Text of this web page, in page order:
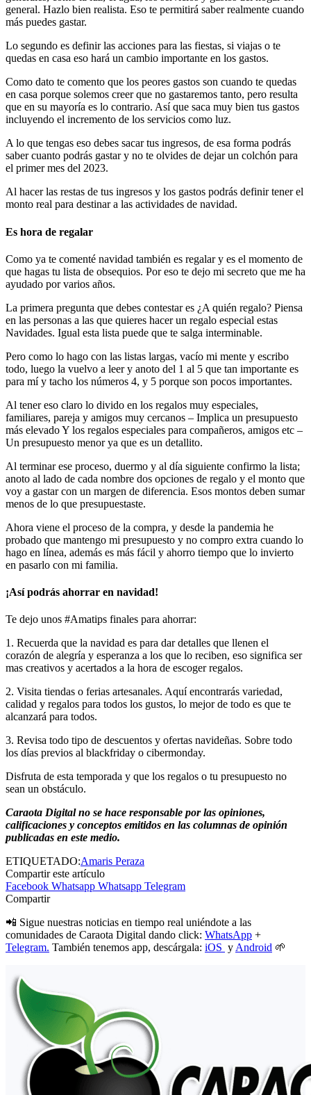
general. Hazlo bien realista. Eso te permitirá saber realmente cuando
más puedes gastar.
Lo segundo es definir las acciones para las fiestas, si viajas o te
quedas en casa eso hará un cambio importante en los gastos.
Como dato te comento que los peores gastos son cuando te quedas
en casa porque solemos creer que no gastaremos tanto, pero resulta
que en su mayoría es lo contrario. Así que saca muy bien tus gastos
incluyendo el incremento de los servicios como luz.
A lo que tengas eso debes sacar tus ingresos, de esa forma podrás
saber cuanto podrás gastar y no te olvides de dejar un colchón para
el primer mes del 2023.
Al hacer las restas de tus ingresos y los gastos podrás definir tener el
monto real para destinar a las actividades de navidad.
Es hora de regalar
Como ya te comenté navidad también es regalar y es el momento de
que hagas tu lista de obsequios. Por eso te dejo mi secreto que me ha
ayudado por varios años.
La primera pregunta que debes contestar es ¿A quién regalo? Piensa
en las personas a las que quieres hacer un regalo especial estas
Navidades. Igual esta lista puede que te salga interminable.
Pero como lo hago con las listas largas, vacío mi mente y escribo
todo, luego la vuelvo a leer y anoto del 1 al 5 que tan importante es
para mí y tacho los números 4, y 5 porque son pocos importantes.
Al tener eso claro lo divido en los regalos muy especiales,
familiares, pareja y amigos muy cercanos – Implica un presupuesto
más elevado Y los regalos especiales para compañeros, amigos etc –
Un presupuesto menor ya que es un detallito.
Al terminar ese proceso, duermo y al día siguiente confirmo la lista;
anoto al lado de cada nombre dos opciones de regalo y el monto que
voy a gastar con un margen de diferencia. Esos montos deben sumar
menos de lo que presupuestaste.
Ahora viene el proceso de la compra, y desde la pandemia he
probado que mantengo mi presupuesto y no compro extra cuando lo
hago en línea, además es más fácil y ahorro tiempo que lo invierto
en pasarlo con mi familia.
¡Así podrás ahorrar en navidad!
Te dejo unos #Amatips finales para ahorrar:
1. Recuerda que la navidad es para dar detalles que llenen el
corazón de alegría y esperanza a los que lo reciben, eso significa ser
mas creativos y acertados a la hora de escoger regalos.
2. Visita tiendas o ferias artesanales. Aquí encontrarás variedad,
calidad y regalos para todos los gustos, lo mejor de todo es que te
alcanzará para todos.
3. Revisa todo tipo de descuentos y ofertas navideñas. Sobre todo
los días previos al blackfriday o cibermonday.
Disfruta de esta temporada y que los regalos o tu presupuesto no
sean un obstáculo.
Caraota Digital no se hace responsable por las opiniones,
calificaciones y conceptos emitidos en las columnas de opinión
publicadas en este medio.
ETIQUETADO:Amaris Peraza
Compartir este artículo
Facebook Whatsapp Whatsapp Telegram
Compartir
📲 Sigue nuestras noticias en tiempo real uniéndote a las
comunidades de Caraota Digital dando click: WhatsApp +
Telegram. También tenemos app, descárgala: iOS yAndroid 🌱